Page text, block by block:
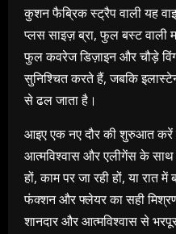
कुशन फैब्रिक स्ट्रैप वाली यह
प्लस साइज़ ब्रा, फुल बस्ट
फुल कवरेज डिज़ाइन और चौड़े
सुनिश्चित करते हैं, जबकि
से ढल जाता है।
आइए एक नए दौर की शुरुआत करें
आत्मविश्वास और एलीगेंस के
हों, काम पर जा रही हों, या रात
फंक्शन और फ्लेयर का सही
शानदार और आत्मविश्वास से